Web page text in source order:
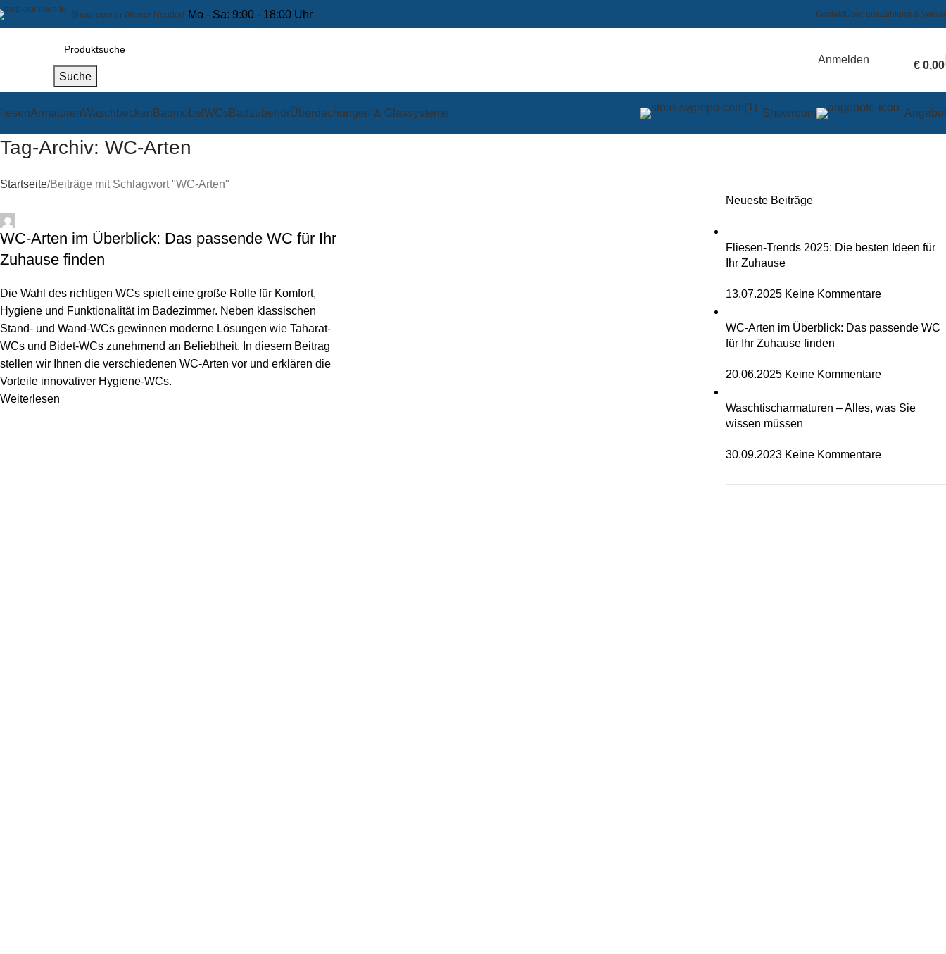
Showroom in Wiener Neudorf Mo - Sa: 9:00 - 18:00 Uhr KontaktÜber unsZahlung &
Suche
Anmelden € 0,00
ArmaturenWaschbecken Badmöbel WCsBadzubehörÜberdachungen & Glassysteme Showroom
Tag-Archiv: WC-Arten
Startseite Beiträge mit Schlagwort "WC-Arten"
WC-Arten im Überblick: Das passende WC für Ihr
Zuhause finden
Die Wahl des richtigen WCs spielt eine große Rolle für Komfort,
Hygiene und Funktionalität im Badezimmer. Neben klassischen
Stand- und Wand-WCs gewinnen moderne Lösungen wie Taharat-
WCs und Bidet-WCs zunehmend an Beliebtheit. In diesem Beitrag
stellen wir Ihnen die verschiedenen WC-Arten vor und erklären die
Vorteile innovativer Hygiene-WCs.
Weiterlesen
Neueste Beiträge
Fliesen-Trends 2025: Die besten Ideen für
Ihr Zuhause
13.07.2025 Keine Kommentare
WC-Arten im Überblick: Das passende WC
für Ihr Zuhause finden
20.06.2025 Keine Kommentare
Waschtischarmaturen – Alles, was Sie
wissen müssen
30.09.2023 Keine Kommentare